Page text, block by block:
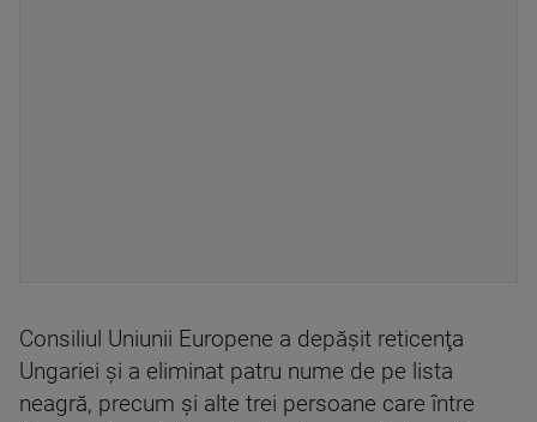
Consiliul Uniunii Europene a depăşit reticenţa
Ungariei şi a eliminat patru nume de pe lista
neagră, precum şi alte trei persoane care între